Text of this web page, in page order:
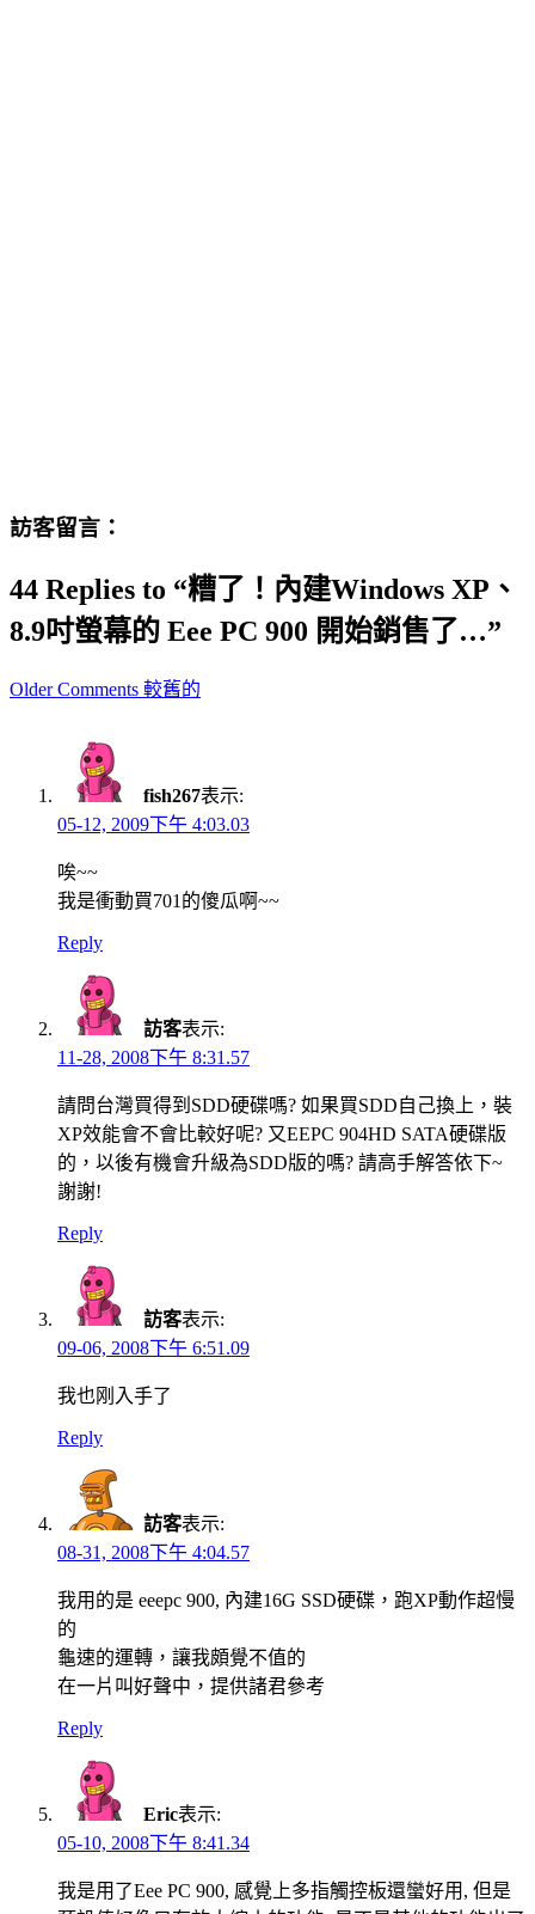
訪客留言：
44 Replies to “糟了！內建Windows XP、
8.9吋螢幕的 Eee PC 900 開始銷售了…”
Comment
Older Comments 較舊的
fish267表示:
05-12, 2009下午 4:03.03
唉~~
我是衝動買701的傻瓜啊~~
Reply
訪客表示:
11-28, 2008下午 8:31.57
請問台灣買得到SDD硬碟嗎? 如果買SDD自己換上，裝
XP效能會不會比較好呢? 又EEPC 904HD SATA硬碟版
的，以後有機會升級為SDD版的嗎? 請高手解答依下~
謝謝!
Reply
訪客表示:
09-06, 2008下午 6:51.09
我也刚入手了
Reply
訪客表示:
08-31, 2008下午 4:04.57
我用的是 eeepc 900, 內建16G SSD硬碟，跑XP動作超慢
的
龜速的運轉，讓我頗覺不值的
在一片叫好聲中，提供諸君參考
Reply
Eric表示:
05-10, 2008下午 8:41.34
我是用了Eee PC 900, 感覺上多指觸控板還蠻好用, 但是